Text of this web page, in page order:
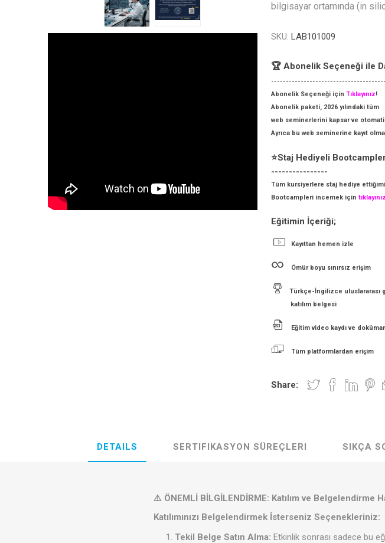
bilgisayar ortamında (in
SKU: LAB101009
🏆 Abonelik Seçeneği ile
---------------------------------------
Abonelik Seçeneği içinTıklayınız!
Abonelik paketi, 2026 yılındaki tüm
web seminerlerini kapsar ve
Ayrıca bu web seminerine kayıt
⭐Staj Hediyeli
----------------
Tüm kursiyerlere staj hediye
Bootcampleri incemek için
Eğitimin İçeriği;
Kayıttan hemen izle
Ömür boyu sınırsız erişim
Türkçe-İngilizce uluslararası
katılım belgesi
Eğitim video kaydı ve
Tüm platformlardan erişim
Share:
DETAILS SERTIFIKASYON SÜREÇLERI SIKÇA
⚠️ ÖNEMLİ BİLGİLENDİRME: Katılım ve Belgelendirme
Katılımınızı Belgelendirmek İsterseniz Seçenekleriniz:
Tekil Belge Satın Alma: Etkinlik sonrası sadece bu